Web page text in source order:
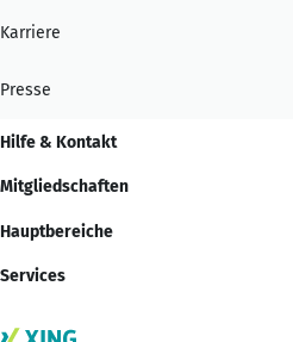
Karriere
Presse
Hilfe & Kontakt
Mitgliedschaften
Hauptbereiche
Services